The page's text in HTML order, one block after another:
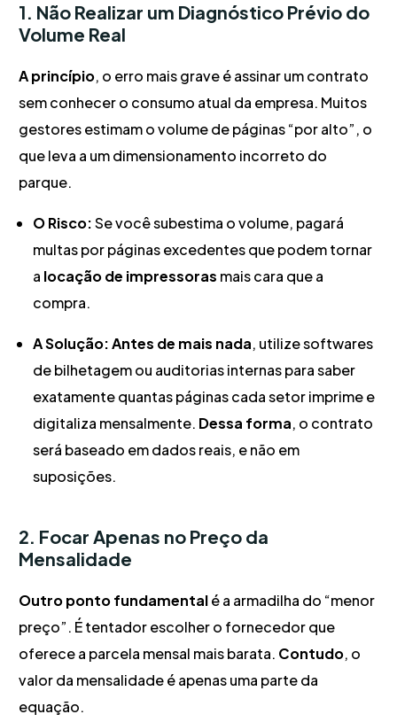
1. Não Realizar um Diagnóstico Prévio do
Volume Real
A princípio, o erro mais grave é assinar um contrato
sem conhecer o consumo atual da empresa. Muitos
gestores estimam o volume de páginas “por alto”, o
que leva a um dimensionamento incorreto do
parque.
O Risco:Se você subestima o volume, pagará
multas por páginas excedentes que podem tornar
a locação de impressoras mais cara que a
compra.
A Solução: Antes de mais nada, utilize softwares
de bilhetagem ou auditorias internas para saber
exatamente quantas páginas cada setor imprime e
digitaliza mensalmente. Dessa forma, o contrato
será baseado em dados reais, e não em
suposições.
2. Focar Apenas no Preço da
Mensalidade
Outro ponto fundamentalé a armadilha do “menor
preço”. É tentador escolher o fornecedor que
oferece a parcela mensal mais barata. Contudo, o
valor da mensalidade é apenas uma parte da
equação.